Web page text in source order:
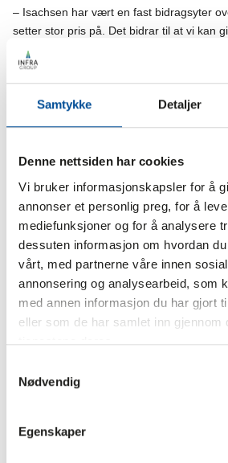
Samtykke Detaljer
Denne nettsiden har cookies
Vi bruker informasjonskapsler for å
annonser et personlig preg, for å
mediefunksjoner og for å analysere
dessuten informasjon om hvordan
vårt, med partnerne våre innen
annonsering og analysearbeid, som
med annen informasjon du har gjort
eller som de har samlet inn gjennom
tjenestene deres.
Nødvendig
Egenskaper
– Isachsen har vært en fast bidragsyter
setter stor pris på. Det bidrar til at vi kan
julehøytid de kan huske med et smil.
samarbeidet!
Vil du lese mer om SuperSelma og